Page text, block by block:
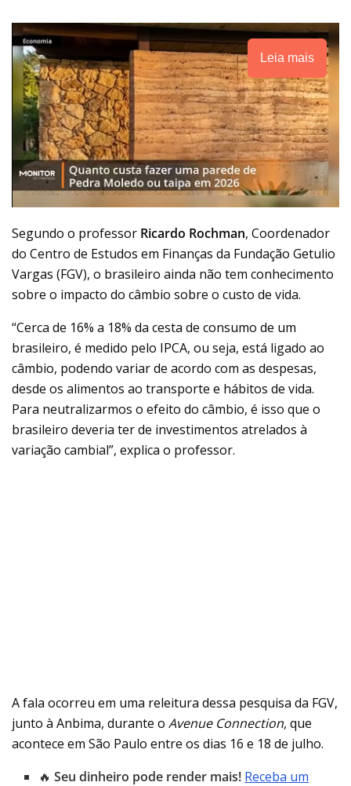
Leia mais
Segundo o professor Ricardo Rochman, Coordenador
do Centro de Estudos em Finanças da Fundação Getulio
Vargas (FGV), o brasileiro ainda não tem conhecimento
sobre o impacto do câmbio sobre o custo de vida.
“Cerca de 16% a 18% da cesta de consumo de um
brasileiro, é medido pelo IPCA, ou seja, está ligado ao
câmbio, podendo variar de acordo com as despesas,
desde os alimentos ao transporte e hábitos de vida.
Para neutralizarmos o efeito do câmbio, é isso que o
brasileiro deveria ter de investimentos atrelados à
variação cambial”, explica o professor.
A fala ocorreu em uma releitura dessa pesquisa da FGV,
junto à Anbima, durante o Avenue Connection, que
acontece em São Paulo entre os dias 16 e 18 de julho.
🔥Seu dinheiro pode render mais! Receba um